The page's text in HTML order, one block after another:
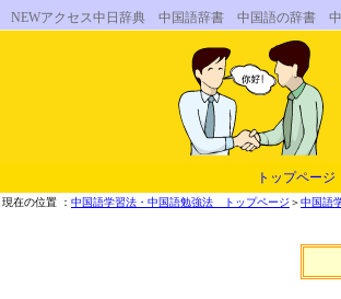
NEWアクセス中日辞典 中国語辞書 中国語の辞
トップページ
現在の位置 ： 中国語学習法・中国語勉強法 トップページ ＞中国語